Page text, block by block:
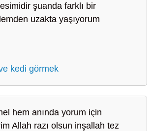
şuanda farklı bir
uzakta yaşıyorum
kedi görmek
hem anında yorum için
Allah razı olsun inşallah tez